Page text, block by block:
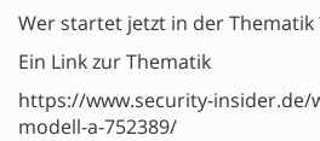
Wer startet jetzt in der Thematik
Ein Link zur Thematik
https://www.security-insider.de/
modell-a-752389/